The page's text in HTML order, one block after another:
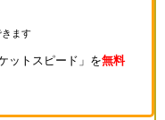
ます
ットスピード」を無料